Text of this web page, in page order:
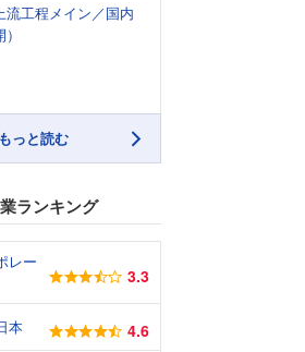
工程メイン／国内
っと読む
ランキング
レー
3.3
本 4.6